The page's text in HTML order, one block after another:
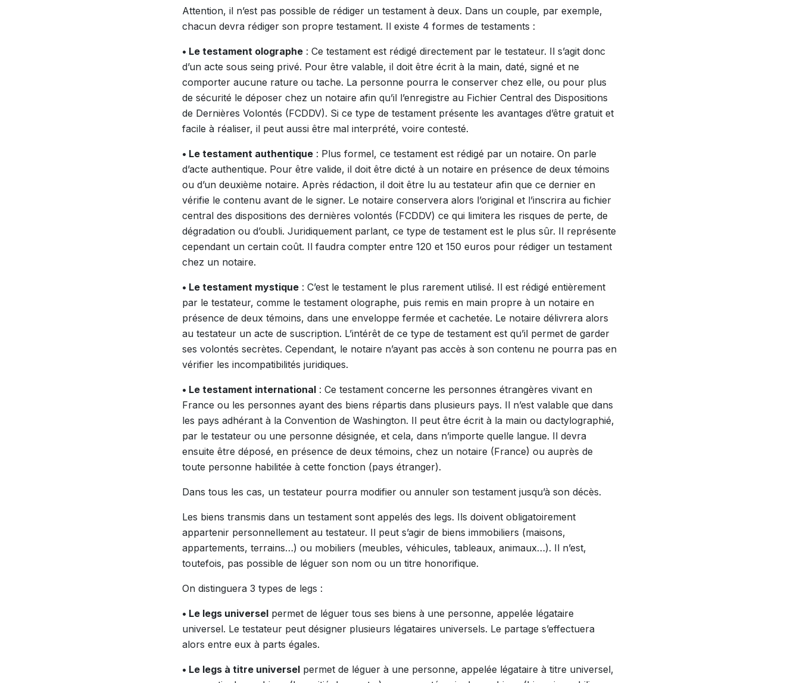
Attention, il n’est pas possible de rédiger un testament à deux. Dans un couple, par exemple,
chacun devra rédiger son propre testament. Il existe 4 formes de testaments :
• Le testament olographe : Ce testament est rédigé directement par le testateur. Il s’agit donc
d’un acte sous seing privé. Pour être valable, il doit être écrit à la main, daté, signé et ne
comporter aucune rature ou tache. La personne pourra le conserver chez elle, ou pour plus
de sécurité le déposer chez un notaire afin qu’il l’enregistre au Fichier Central des Dispositions
de Dernières Volontés (FCDDV). Si ce type de testament présente les avantages d’être gratuit et
facile à réaliser, il peut aussi être mal interprété, voire contesté.
• Le testament authentique : Plus formel, ce testament est rédigé par un notaire. On parle
d’acte authentique. Pour être valide, il doit être dicté à un notaire en présence de deux témoins
ou d’un deuxième notaire. Après rédaction, il doit être lu au testateur afin que ce dernier en
vérifie le contenu avant de le signer. Le notaire conservera alors l’original et l’inscrira au fichier
central des dispositions des dernières volontés (FCDDV) ce qui limitera les risques de perte, de
dégradation ou d’oubli. Juridiquement parlant, ce type de testament est le plus sûr. Il représente
cependant un certain coût. Il faudra compter entre 120 et 150 euros pour rédiger un testament
chez un notaire.
• Le testament mystique : C’est le testament le plus rarement utilisé. Il est rédigé entièrement
par le testateur, comme le testament olographe, puis remis en main propre à un notaire en
présence de deux témoins, dans une enveloppe fermée et cachetée. Le notaire délivrera alors
au testateur un acte de suscription. L’intérêt de ce type de testament est qu’il permet de garder
ses volontés secrètes. Cependant, le notaire n’ayant pas accès à son contenu ne pourra pas en
vérifier les incompatibilités juridiques.
• Le testament international : Ce testament concerne les personnes étrangères vivant en
France ou les personnes ayant des biens répartis dans plusieurs pays. Il n’est valable que dans
les pays adhérant à la Convention de Washington. Il peut être écrit à la main ou dactylographié,
par le testateur ou une personne désignée, et cela, dans n’importe quelle langue. Il devra
ensuite être déposé, en présence de deux témoins, chez un notaire (France) ou auprès de
toute personne habilitée à cette fonction (pays étranger).
Dans tous les cas, un testateur pourra modifier ou annuler son testament jusqu’à son décès.
Les biens transmis dans un testament sont appelés des legs. Ils doivent obligatoirement
appartenir personnellement au testateur. Il peut s’agir de biens immobiliers (maisons,
appartements, terrains…) ou mobiliers (meubles, véhicules, tableaux, animaux…). Il n’est,
toutefois, pas possible de léguer son nom ou un titre honorifique.
On distinguera 3 types de legs :
• Le legs universel permet de léguer tous ses biens à une personne, appelée légataire
universel. Le testateur peut désigner plusieurs légataires universels. Le partage s’effectuera
alors entre eux à parts égales.
• Le legs à titre universel permet de léguer à une personne, appelée légataire à titre universel,